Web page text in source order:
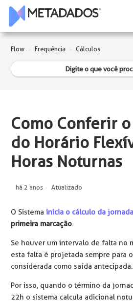
Flow Frequência Cálculos
Como Conferir
do Horário
Horas Noturnas
há 2 anos Atualizado
O Sistemainicia o cálculo da
primeira marcação.
Se houver um intervalo de falta no
esta falta é projetada sempre para
considerada como saída antecipada.
Por isso, quando o término da
22h o sistema calcula adicional